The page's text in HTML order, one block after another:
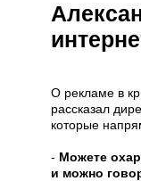
О рекламе в
рассказал
которые
- Можете
и можно